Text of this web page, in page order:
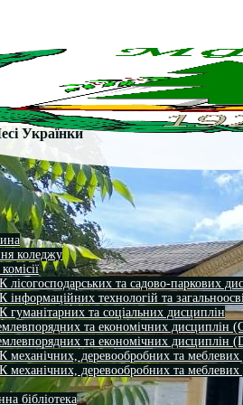
коледжу
лісогосподарських та садово-паркових
інформаційних технологій та
гуманітарних та соціальних дисциплін
та економічних дисциплін
та економічних дисциплін
механічних, деревообробних та
механічних, деревообробних та
бібліотека
Українки